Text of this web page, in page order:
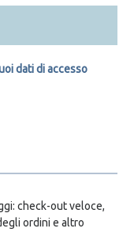
dati di accesso
check-out veloce,
ordini e altro